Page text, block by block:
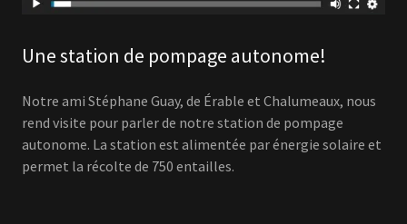
Une station de pompage autonome!
Notre ami Stéphane Guay, de Érable et Chalumeaux, nous
rend visite pour parler de notre station de pompage
autonome. La station est alimentée par énergie solaire et
permet la récolte de 750 entailles.